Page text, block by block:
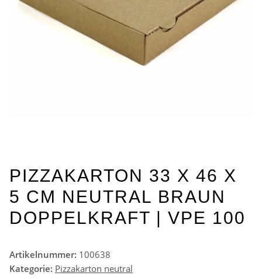
PIZZAKARTON 33 X 46 X
5 CM NEUTRAL BRAUN
DOPPELKRAFT | VPE 100
Artikelnummer: 100638
Kategorie: Pizzakarton neutral